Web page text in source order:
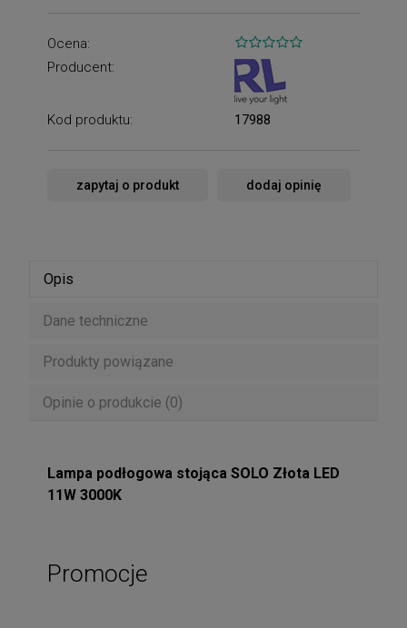
Ocena:
Producent:
Kod produktu: 17988
zapytaj o produkt dodaj opinię
Opis
Dane techniczne
Produkty powiązane
Opinie o produkcie (0)
Lampa podłogowa stojąca SOLO Złota LED
11W 3000K
Promocje